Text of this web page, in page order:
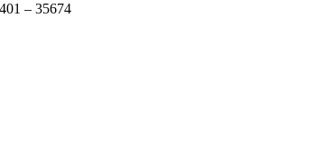
– 35674